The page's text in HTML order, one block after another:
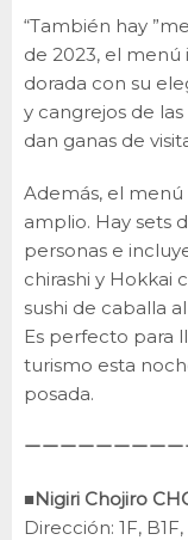
“También hay
de 2023, el menú
dorada con su
y cangrejos de
dan ganas de
Además, el
amplio. Hay sets
personas e
chirashi y Hokkai
sushi de caballa
Es perfecto para
turismo esta
posada.
ーーーーーーーー
■Nigiri Chojiro
Dirección: 1F,